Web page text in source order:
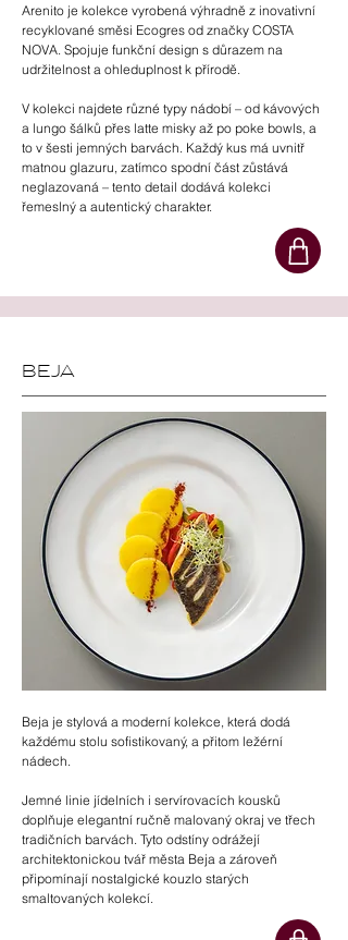
Arenito je kolekce vyrobená výhradně z inovativní
recyklované směsi Ecogres od značky COSTA
NOVA. Spojuje funkční design s důrazem na
udržitelnost a ohleduplnost k přírodě.
V kolekci najdete různé typy nádobí – od kávových
a lungo šálků přes latte misky až po poke bowls, a
to v šesti jemných barvách. Každý kus má uvnitř
matnou glazuru, zatímco spodní část zůstává
neglazovaná – tento detail dodává kolekci
řemeslný a autentický charakter.
BEJA
Beja je stylová a moderní kolekce, která dodá
každému stolu sofistikovaný, a přitom ležérní
nádech.
Jemné linie jídelních i servírovacích kousků
doplňuje elegantní ručně malovaný okraj ve třech
tradičních barvách. Tyto odstíny odrážejí
architektonickou tvář města Beja a zároveň
připomínají nostalgické kouzlo starých
smaltovaných kolekcí.